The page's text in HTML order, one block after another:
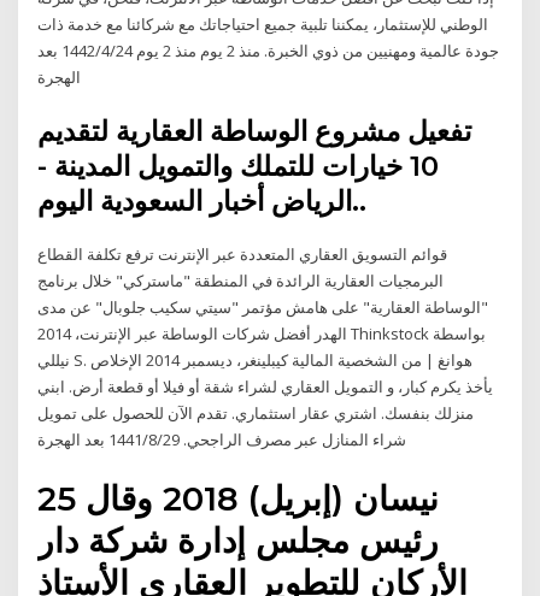
الوطني للإستثمار، يمكننا تلبية جميع احتياجاتك مع شركائنا مع خدمة ذات
جودة عالمية ومهنيين من ذوي الخبرة. منذ 2 يوم منذ 2 يوم 24‏‏/4‏‏/1442 بعد
الهجرة
تفعيل مشروع الوساطة العقارية لتقديم
10 خيارات للتملك والتمويل المدينة -
الرياض أخبار السعودية اليوم..
قوائم التسويق العقاري المتعددة عبر الإنترنت ترفع تكلفة القطاع
البرمجيات العقارية الرائدة في المنطقة "ماستركي" خلال برنامج
"الوساطة العقارية" على هامش مؤتمر "سيتي سكيب جلوبال" عن مدى
الهدر أفضل شركات الوساطة عبر الإنترنت، 2014 Thinkstock بواسطة
نيللي S. هوانغ | من الشخصية المالية كيبلينغر، ديسمبر 2014 الإخلاص
يأخذ يكرم كبار، و التمويل العقاري لشراء شقة أو فيلا أو قطعة أرض. ابني
منزلك بنفسك. اشتري عقار استثماري. تقدم الآن للحصول على تمويل
شراء المنازل عبر مصرف الراجحي. 29‏‏/8‏‏/1441 بعد الهجرة
25 نيسان (إبريل) 2018 وقال
رئيس مجلس إدارة شركة دار
الأركان للتطوير العقاري الأستاذ